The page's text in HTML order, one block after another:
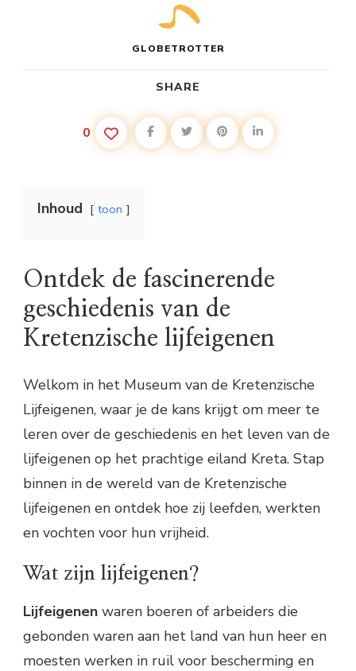
GLOBETROTTER
SHARE
0
Inhoud toon
Ontdek de fascinerende
geschiedenis van de
Kretenzische lijfeigenen
Welkom in het Museum van de Kretenzische
Lijfeigenen, waar je de kans krijgt om meer te
leren over de geschiedenis en het leven van de
lijfeigenen op het prachtige eiland Kreta. Stap
binnen in de wereld van de Kretenzische
lijfeigenen en ontdek hoe zij leefden, werkten
en vochten voor hun vrijheid.
Wat zijn lijfeigenen?
Lijfeigenen waren boeren of arbeiders die
gebonden waren aan het land van hun heer en
moesten werken in ruil voor bescherming en